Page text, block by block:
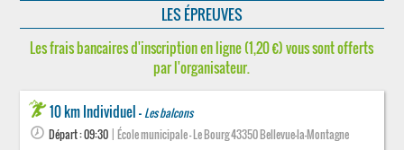
LES ÉPREUVES
Les frais bancaires d'inscription en ligne (1,20 €) vous sont offerts
par l'organisateur.
10 km Individuel - Les balcons
Départ : 09:30 | École municipale - Le Bourg 43350 Bellevue-la-Montagne